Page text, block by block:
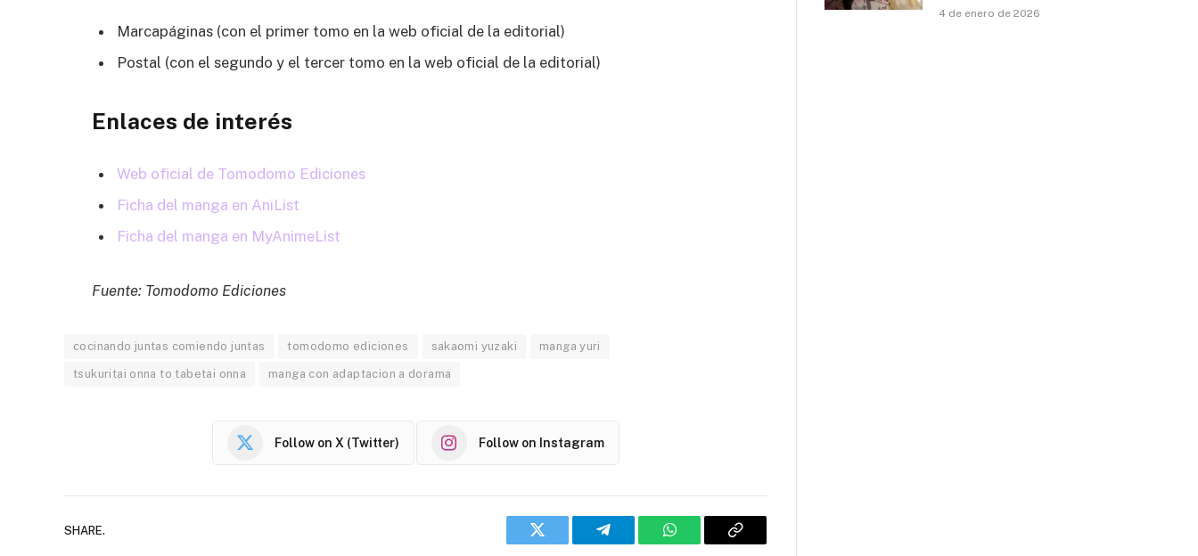
Marcapáginas (con el primer tomo en la web oficial de la editorial)
Postal (con el segundo y el tercer tomo en la web oficial de la editorial)
Enlaces de interés
Web oficial de Tomodomo Ediciones
Ficha del manga en AniList
Ficha del manga en MyAnimeList
Fuente: Tomodomo Ediciones
cocinando juntas comiendo juntas tomodomo ediciones sakaomi yuzaki manga yuri
tsukuritai onna to tabetai onna manga con adaptacion a dorama
Follow on X (Twitter) Follow on Instagram
SHARE.
Twitter Telegram WhatsAppCopy
4 de enero de 2026